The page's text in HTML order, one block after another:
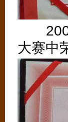
2005
大赛中